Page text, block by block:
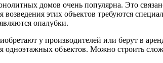
домов очень популярна. Это
возведения этих объектов требуются
опалубки.
у производителей или берут в
одноэтажных объектов. Можно строить